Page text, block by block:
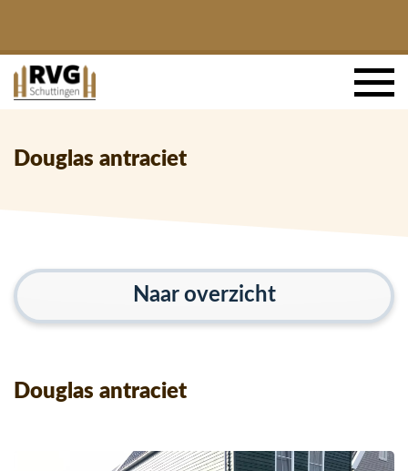
Douglas antraciet
Naar overzicht
Douglas antraciet